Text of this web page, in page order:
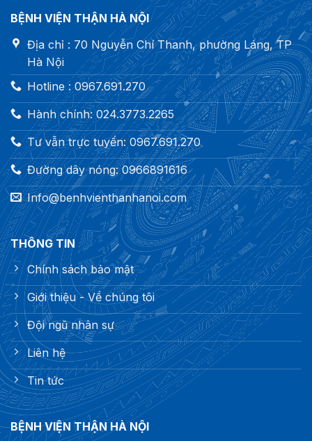
BỆNH VIỆN THẬN HÀ NỘI
Địa chỉ : 70 Nguyễn Chí Thanh, phường Láng, TP
Hà Nội
Hotline : 0967.691.270
Hành chính: 024.3773.2265
Tư vẫn trực tuyến: 0967.691.270
Đường dây nóng: 0966891616
Info@benhvienthanhanoi.com
THÔNG TIN
Chính sách bảo mật
Giới thiệu - Về chúng tôi
Đội ngũ nhân sự
Liên hệ
Tin tức
BỆNH VIỆN THẬN HÀ NỘI